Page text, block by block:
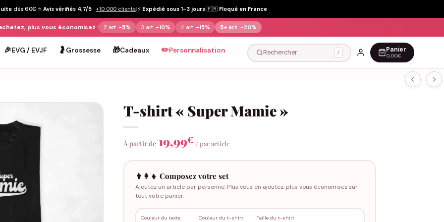
dès 60€|⭐ Avis vérifiés 4,7/5 · +10 000 clients|⚡ Expédié sous 1-3 jours|🇫🇷 Floqué en France
plus vous économisez : 2 art. -5% 3 art. -10% 4 art. -15% 5+ art. -20%
🎉EVG / EVJF 🤰 Grossesse 🎁Cadeaux ✏️Personnalisation Rechercher… / Panier
0,00€
T-shirt « Super Mamie »
À partir de 19,99€ / par article
👨‍👩‍👧 Composez votre set
Ajoutez un article par personne. Plus vous en ajoutez, plus vous économisez sur
tout votre panier.
Couleur du texte Couleur du t-shirt Taille du t-shirt